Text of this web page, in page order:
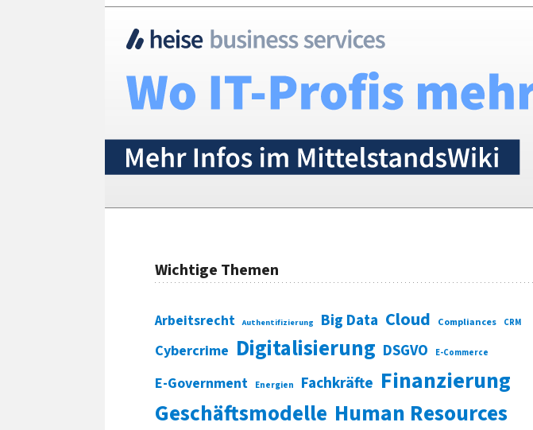
Wichtige Themen
Arbeitsrecht Authentifizierung Big Data Cloud Compliances CRM
Cybercrime Digitalisierung DSGVO E-Commerce
E-Government Energien Fachkräfte Finanzierung
Geschäftsmodelle Human Resources